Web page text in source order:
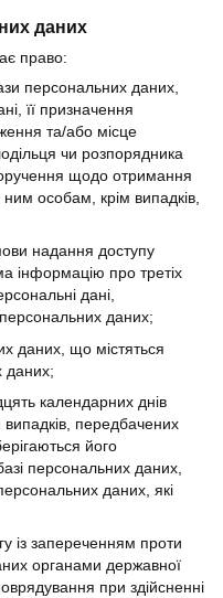
даних
право:
персональних даних,
її призначення
та/або місце
чи розпорядника
щодо отримання
особам, крім випадків,
надання доступу
інформацію про третіх
дані,
персональних даних;
даних, що містяться
даних;
календарних днів
передбачених
його
персональних даних,
даних, які
із запереченням проти
органами державної
при здійсненні